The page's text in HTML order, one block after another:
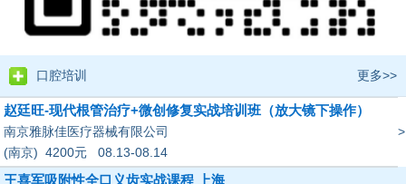
口腔培训 更多>>
赵廷旺-现代根管治疗+微创修复实战培训班（放大镜下操作）
南京雅脉佳医疗器械有限公司
(南京) 4200元 08.13-08.14
>
王喜军吸附性全口义齿实战课程 上海